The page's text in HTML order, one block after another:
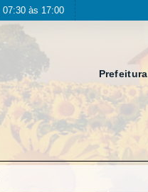
às 17:00
Prefeitura